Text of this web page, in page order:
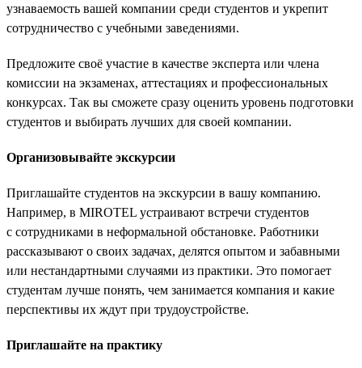
узнаваемость вашей компании среди студентов и укрепит
сотрудничество с учебными заведениями.
Предложите своё участие в качестве эксперта или члена
комиссии на экзаменах, аттестациях и профессиональных
конкурсах. Так вы сможете сразу оценить уровень подготовки
студентов и выбирать лучших для своей компании.
Организовывайте экскурсии
Приглашайте студентов на экскурсии в вашу компанию.
Например, в MIROTEL устраивают встречи студентов
с сотрудниками в неформальной обстановке. Работники
рассказывают о своих задачах, делятся опытом и забавными
или нестандартными случаями из практики. Это помогает
студентам лучше понять, чем занимается компания и какие
перспективы их ждут при трудоустройстве.
Приглашайте на практику